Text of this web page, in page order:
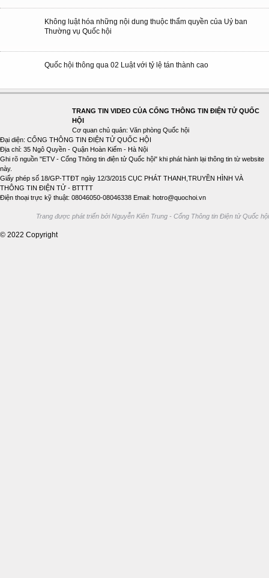
Không luật hóa những nội dung thuộc thẩm quyền của Uỷ ban
Thường vụ Quốc hội
Quốc hội thông qua 02 Luật với tỷ lệ tán thành cao
TRANG TIN VIDEO CỦA CỔNG THÔNG TIN ĐIỆN TỬ QUỐC
HỘI
Cơ quan chủ quản: Văn phòng Quốc hội
Đại diện: CỔNG THÔNG TIN ĐIỆN TỬ QUỐC HỘI
Địa chỉ: 35 Ngô Quyền - Quận Hoàn Kiếm - Hà Nội
Ghi rõ nguồn "ETV - Cổng Thông tin điện tử Quốc hội" khi phát hành lại thông tin từ website
này.
Giấy phép số 18/GP-TTĐT ngày 12/3/2015 CỤC PHÁT THANH,TRUYỀN HÌNH VÀ
THÔNG TIN ĐIỆN TỬ - BTTTT
Điện thoại trực kỹ thuật: 08046050-08046338 Email: hotro@quochoi.vn
Trang được phát triển bởi Nguyễn Kiên Trung - Cổng Thông tin Điện tử Quốc hội
© 2022 Copyright